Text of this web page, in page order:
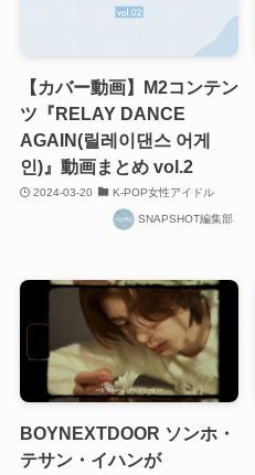
【カバー動画】M2コンテン
ツ『RELAY DANCE
AGAIN(릴레이댄스 어게
인)』動画まとめ vol.2
2024-03-20 K-POP女性アイドル
SNAPSHOT編集部
BOYNEXTDOOR ソンホ・
テサン・イハンが